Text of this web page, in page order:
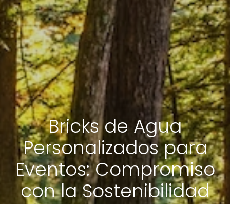
Bricks de Agua
Personalizados para
Eventos: Compromiso
con la Sostenibilidad